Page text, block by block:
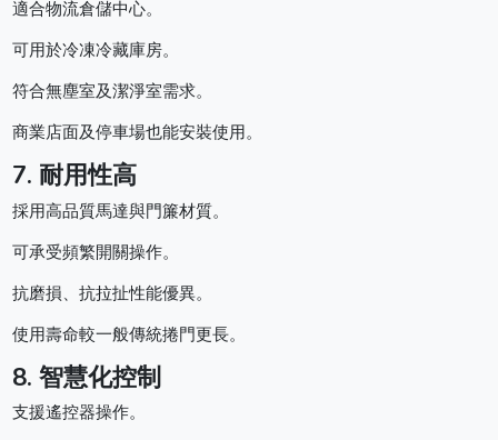
適合物流倉儲中心。
可用於冷凍冷藏庫房。
符合無塵室及潔淨室需求。
商業店面及停車場也能安裝使用。
7. 耐用性高
採用高品質馬達與門簾材質。
可承受頻繁開關操作。
抗磨損、抗拉扯性能優異。
使用壽命較一般傳統捲門更長。
8. 智慧化控制
支援遙控器操作。